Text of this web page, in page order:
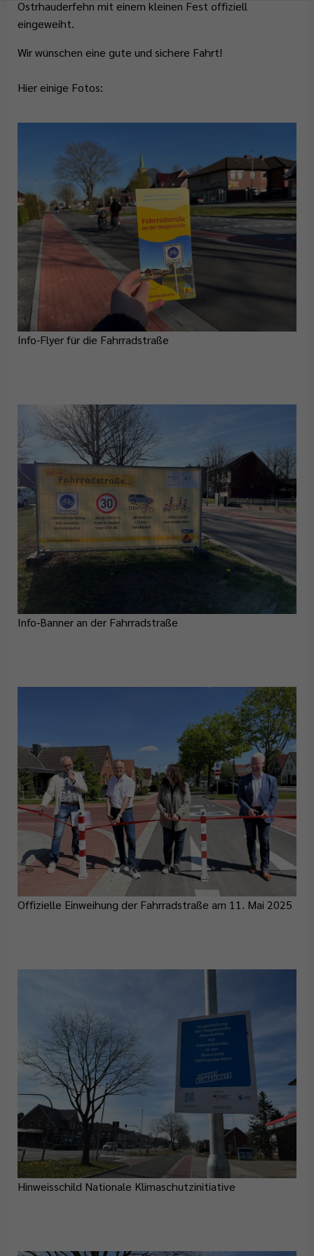
Abfallentsorgung
Geschichte
Wappen & Flagge
Flüchtlingsstützpunkt
Tafel Ostrhauderfehn
Familienstützpunkt
Treffpunkt Anleger
Büchereien
Erwachsenenbildung
Ehrenamt
Gemeindeentwicklungskonzept
Ostrhauderfehn mit einem kleinen Fest offiziell
eingeweiht.
Wir wünschen eine gute und sichere Fahrt!
Hier einige Fotos:
Info-Flyer für die Fahrradstraße
Info-Banner an der Fahrradstraße
Offizielle Einweihung der Fahrradstraße am 11. Mai 2025
Hinweisschild Nationale Klimaschutzinitiative